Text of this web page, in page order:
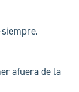
afuera de la